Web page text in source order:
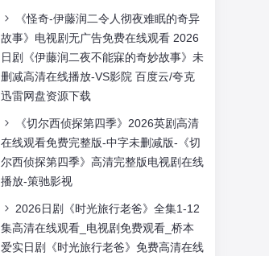
《怪奇-伊藤润二令人彻夜难眠的奇异
故事》电视剧无广告免费在线观看 2026
日剧《伊藤润二夜不能寐的奇妙故事》未
删减高清在线播放-VS影院 百度云/夸克
迅雷网盘资源下载
《切尔西侦探第四季》2026英剧高清
在线观看免费完整版-中字未删减版-《切
尔西侦探第四季》高清完整版电视剧在线
播放-策驰影视
2026日剧《时光旅行老爸》全集1-12
集高清在线观看_电视剧免费观看_桥本
爱实日剧《时光旅行老爸》免费高清在线